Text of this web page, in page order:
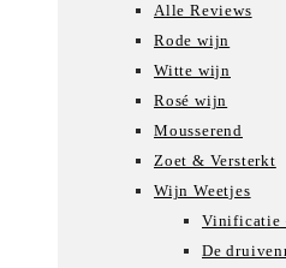
Alle Reviews
Rode wijn
Witte wijn
Rosé wijn
Mousserend
Zoet & Versterkt
Wijn Weetjes
Vinificatie
De